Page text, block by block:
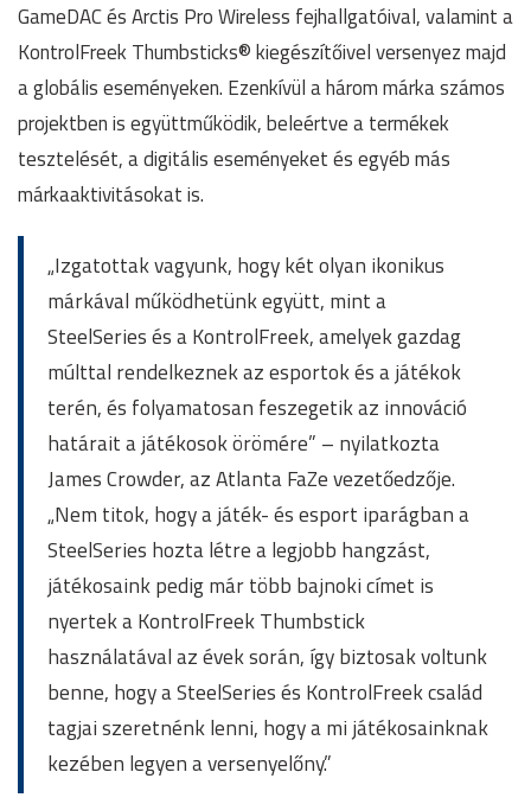
GameDAC és Arctis Pro Wireless fejhallgatóival, valamint a
KontrolFreek Thumbsticks® kiegészítőivel versenyez majd
a globális eseményeken. Ezenkívül a három márka számos
projektben is együttműködik, beleértve a termékek
tesztelését, a digitális eseményeket és egyéb más
márkaaktivitásokat is.
„Izgatottak vagyunk, hogy két olyan ikonikus
márkával működhetünk együtt, mint a
SteelSeries és a KontrolFreek, amelyek gazdag
múlttal rendelkeznek az esportok és a játékok
terén, és folyamatosan feszegetik az innováció
határait a játékosok örömére” – nyilatkozta
James Crowder, az Atlanta FaZe vezetőedzője.
„Nem titok, hogy a játék- és esport iparágban a
SteelSeries hozta létre a legjobb hangzást,
játékosaink pedig már több bajnoki címet is
nyertek a KontrolFreek Thumbstick
használatával az évek során, így biztosak voltunk
benne, hogy a SteelSeries és KontrolFreek család
tagjai szeretnénk lenni, hogy a mi játékosainknak
kezében legyen a versenyelőny.”